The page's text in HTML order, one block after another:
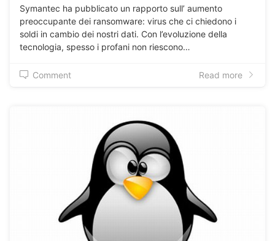
Symantec ha pubblicato un rapporto sull’ aumento
preoccupante dei ransomware: virus che ci chiedono i
soldi in cambio dei nostri dati. Con l’evoluzione della
tecnologia, spesso i profani non riescono…
Comment Read more